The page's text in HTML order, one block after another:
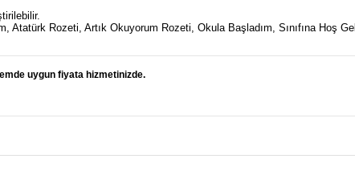
Atatürk Rozeti, Artık Okuyorum Rozeti, Okula Başladım, Sınıfına Hoş
uygun fiyata hizmetinizde.